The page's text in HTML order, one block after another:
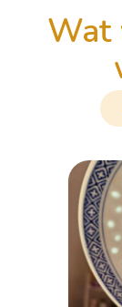
wat vind je van deze